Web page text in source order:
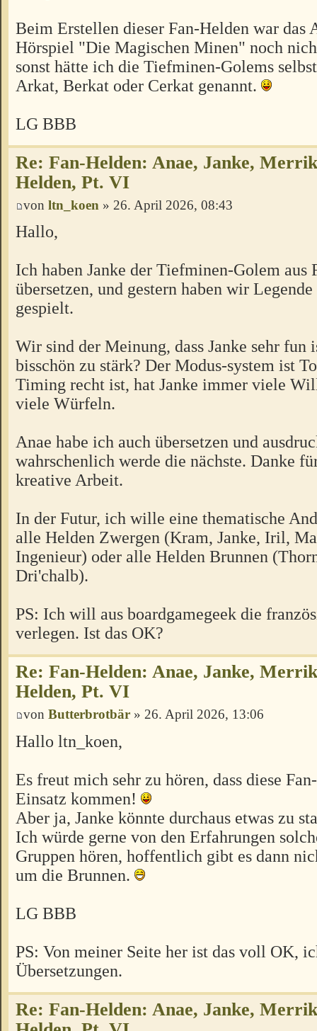
Beim Erstellen dieser Fan-Helden war das
Hörspiel "Die Magischen Minen" noch
sonst hätte ich die Tiefminen-Golems
Arkat, Berkat oder Cerkat genannt.
LG BBB
Re: Fan-Helden: Anae, Janke,
Helden, Pt. VI
von ltn_koen » 26. April 2026, 08:43
Hallo,
Ich haben Janke der Tiefminen-Golem aus
übersetzen, und gestern haben wir
gespielt.
Wir sind der Meinung, dass Janke sehr fun
bisschön zu stärk? Der Modus-system ist
Timing recht ist, hat Janke immer viele
viele Würfeln.
Anae habe ich auch übersetzen und
wahrschenlich werde die nächste. Danke
kreative Arbeit.
In der Futur, ich wille eine thematische
alle Helden Zwergen (Kram, Janke, Iril,
Ingenieur) oder alle Helden Brunnen
Dri'chalb).
PS: Ich will aus boardgamegeek die
verlegen. Ist das OK?
Re: Fan-Helden: Anae, Janke,
Helden, Pt. VI
von Butterbrotbär » 26. April 2026, 13:06
Hallo ltn_koen,
Es freut mich sehr zu hören, dass diese
Einsatz kommen!
Aber ja, Janke könnte durchaus etwas zu
Ich würde gerne von den Erfahrungen
Gruppen hören, hoffentlich gibt es dann
um die Brunnen.
LG BBB
PS: Von meiner Seite her ist das voll OK,
Übersetzungen.
Re: Fan-Helden: Anae, Janke,